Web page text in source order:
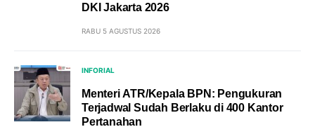
DKI Jakarta 2026
RABU 5 AGUSTUS 2026
INFORIAL
Menteri ATR/Kepala BPN: Pengukuran
Terjadwal Sudah Berlaku di 400 Kantor
Pertanahan